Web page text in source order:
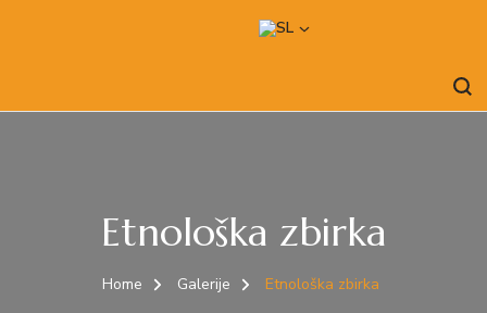
Etnološka zbirka
Home Galerije Etnološka zbirka